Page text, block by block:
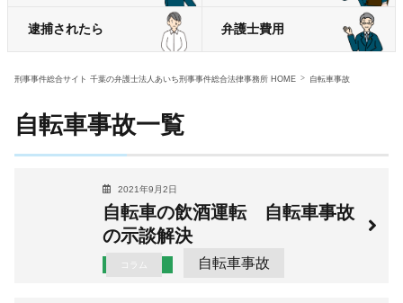
逮捕されたら 弁護士費用
刑事事件総合サイト 千葉の弁護士法人あいち刑事事件総合法律事務所 HOME 自転車事故
自転車事故一覧
2021年9月2日
自転車の飲酒運転 自転車事故
の示談解決
コラム 自転車事故